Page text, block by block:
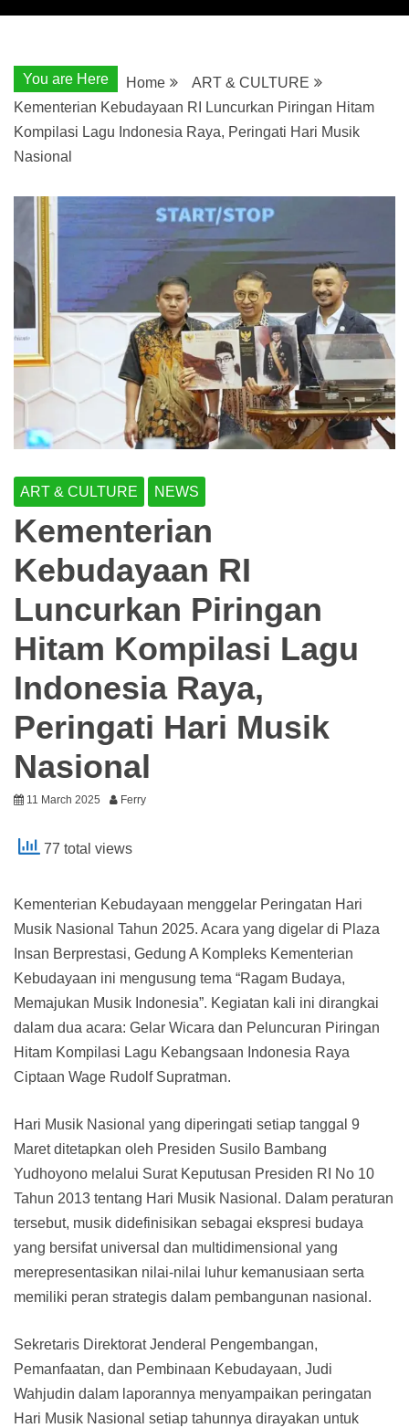
You are Here Home
ART & CULTURE
Kementerian Kebudayaan RI Luncurkan Piringan Hitam
Kompilasi Lagu Indonesia Raya, Peringati Hari Musik
Nasional
ART & CULTURE NEWS
Kementerian
Kebudayaan RI
Luncurkan Piringan
Hitam Kompilasi Lagu
Indonesia Raya,
Peringati Hari Musik
Nasional
11 March 2025 Ferry
77 total views
Kementerian Kebudayaan menggelar Peringatan Hari
Musik Nasional Tahun 2025. Acara yang digelar di Plaza
Insan Berprestasi, Gedung A Kompleks Kementerian
Kebudayaan ini mengusung tema “Ragam Budaya,
Memajukan Musik Indonesia”. Kegiatan kali ini dirangkai
dalam dua acara: Gelar Wicara dan Peluncuran Piringan
Hitam Kompilasi Lagu Kebangsaan Indonesia Raya
Ciptaan Wage Rudolf Supratman.
Hari Musik Nasional yang diperingati setiap tanggal 9
Maret ditetapkan oleh Presiden Susilo Bambang
Yudhoyono melalui Surat Keputusan Presiden RI No 10
Tahun 2013 tentang Hari Musik Nasional. Dalam peraturan
tersebut, musik didefinisikan sebagai ekspresi budaya
yang bersifat universal dan multidimensional yang
merepresentasikan nilai-nilai luhur kemanusiaan serta
memiliki peran strategis dalam pembangunan nasional.
Sekretaris Direktorat Jenderal Pengembangan,
Pemanfaatan, dan Pembinaan Kebudayaan, Judi
Wahjudin dalam laporannya menyampaikan peringatan
Hari Musik Nasional setiap tahunnya dirayakan untuk